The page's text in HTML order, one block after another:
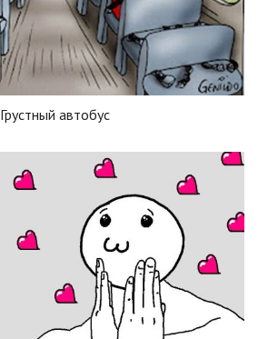
Грустный автобус